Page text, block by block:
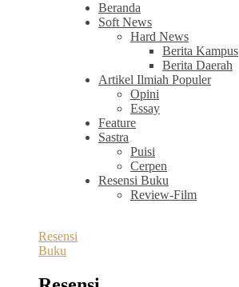
Beranda
Soft News
Hard News
Berita Kampus
Berita Daerah
Artikel Ilmiah Populer
Opini
Essay
Feature
Sastra
Puisi
Cerpen
Resensi Buku
Review-Film
Resensi
Buku